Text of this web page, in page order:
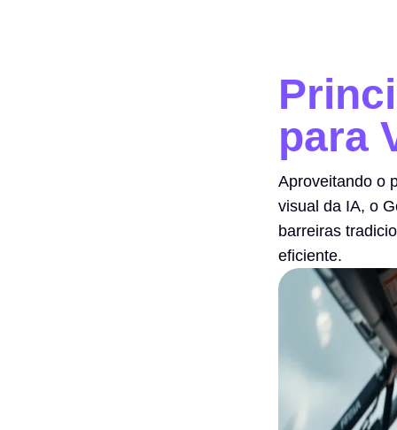
para
Aproveitando o
visual da IA, o
barreiras
eficiente.